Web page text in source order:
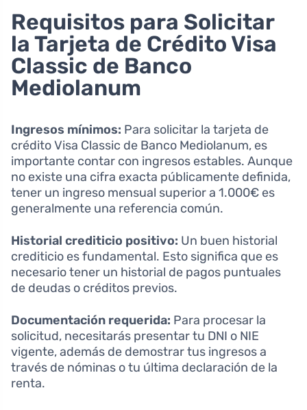
Requisitos para Solicitar
la Tarjeta de Crédito Visa
Classic de Banco
Mediolanum
Ingresos mínimos: Para solicitar la tarjeta de
crédito Visa Classic de Banco Mediolanum, es
importante contar con ingresos estables. Aunque
no existe una cifra exacta públicamente definida,
tener un ingreso mensual superior a 1.000€ es
generalmente una referencia común.
Historial crediticio positivo: Un buen historial
crediticio es fundamental. Esto significa que es
necesario tener un historial de pagos puntuales
de deudas o créditos previos.
Documentación requerida: Para procesar la
solicitud, necesitarás presentar tu DNI o NIE
vigente, además de demostrar tus ingresos a
través de nóminas o tu última declaración de la
renta.